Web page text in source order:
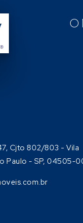
O
Cjto 802/803 - Vila
Paulo - SP, 04505-